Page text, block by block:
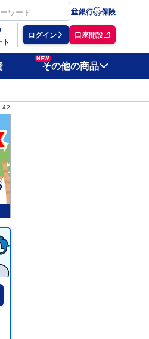
銀行 保険
ログイン 口座開設
NEW
その他の商品